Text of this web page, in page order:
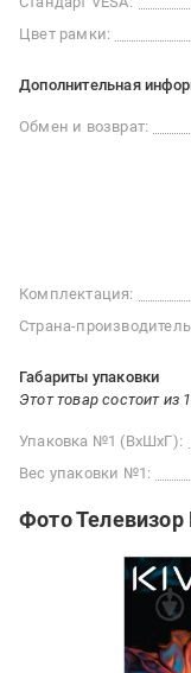
Цвет рамки:
Дополнительная
Обмен и возврат:
Комплектация:
Страна-
Габариты упаковки
Этот товар состоит из
Упаковка №1 (ВхШхГ):
Вес упаковки №1:
Фото Телевизор